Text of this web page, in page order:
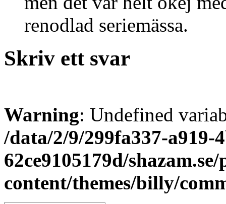
renodlad seriemässa.
Skriv ett svar
Warning: Undefined
/data/2/9/299fa337-a919-
62ce9105179d/
content/themes/billy/